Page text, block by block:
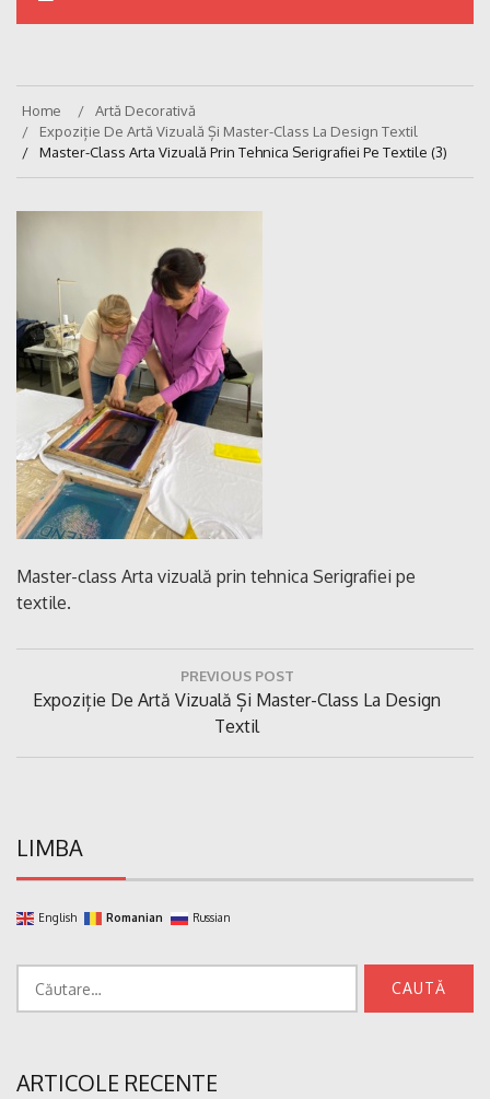
Home
Artă Decorativă
Expoziție De Artă Vizuală Și Master-Class La Design Textil
Master-Class Arta Vizuală Prin Tehnica Serigrafiei Pe Textile (3)
Master-class Arta vizuală prin tehnica Serigrafiei pe
textile.
articole
PREVIOUS POST
Previous
Expoziție De Artă Vizuală Și Master-Class La Design
Textil
LIMBA
English Romanian Russian
ARTICOLE RECENTE